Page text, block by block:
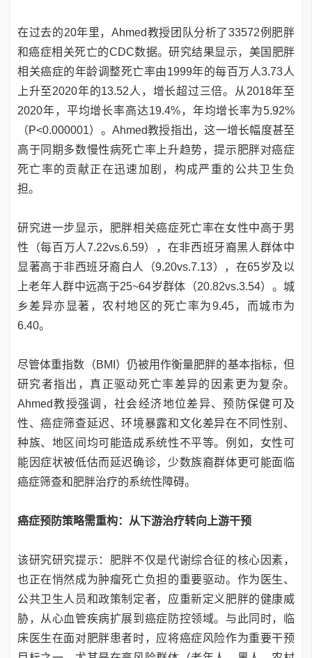
在过去的20年里，Ahmed教授团队分析了33572例肥胖
和癌症相关死亡的CDC数据。研究结果显示，美国肥胖
相关癌症的年龄调整死亡率由1999年的每百万人3.73人
上升至2020年的13.52人，增长超过三倍。从2018年至
2020年，平均增长率高达19.4%，年均增长率为5.92%
（P<0.000001）。Ahmed教授指出，这一增长幅度甚至
高于同期多数慢性病死亡率上升趋势，提示肥胖对癌症
死亡率的贡献正在迅速加剧，构成严重的公共卫生负
担。
研究进一步显示，肥胖相关癌症死亡率在女性中高于男
性（每百万人7.22vs.6.59），在非西班牙裔黑人群体中
显著高于非西班牙裔白人（9.20vs.7.13），在65岁及以
上老年人群中远高于25~64岁群体（20.82vs.3.54）。城
乡差异亦显著，农村地区的死亡率为9.45，而城市为
6.40。
尽管体重指数（BMI）仍被用作衡量肥胖的基本指标，但
研究者指出，真正驱动死亡率差异的因素更为复杂。
Ahmed教授强调，社会经济地位差异、预防保健可及
性、癌症筛查延迟、环境暴露和文化差异在不同性别、
种族、地区间均可能造成系统性不平等。例如，女性可
能因症状被低估而延迟确诊，少数族裔群体更可能面临
癌症筛查和肥胖治疗的系统性障碍。
癌症预防策略需重构：从下游治疗转向上游干预
该研究研究提示：肥胖不仅是代谢综合征的核心因素，
也正在悄然成为肿瘤死亡负担的重要驱动。作为医生、
公共卫生人员和政策制定者，应重新定义肥胖的健康威
胁，从心血管疾病扩展到癌症防控领域。与此同时，临
床医生在面对肥胖患者时，应将癌症风险作为重要干预